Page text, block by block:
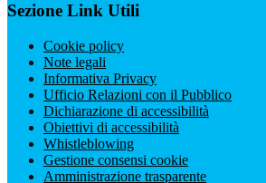
Sezione Link Utili
Cookie policy
Note legali
Informativa Privacy
Ufficio Relazioni con il Pubblico
Dichiarazione di accessibilità
Obiettivi di accessibilità
Whistleblowing
Gestione consensi cookie
Amministrazione trasparente